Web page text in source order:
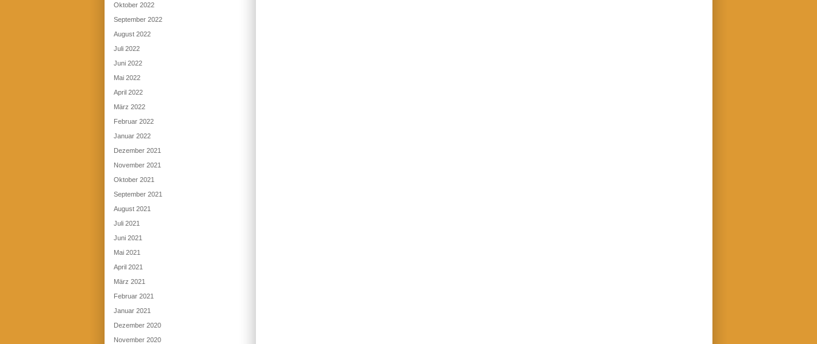
Oktober 2022
September 2022
August 2022
Juli 2022
Juni 2022
Mai 2022
April 2022
März 2022
Februar 2022
Januar 2022
Dezember 2021
November 2021
Oktober 2021
September 2021
August 2021
Juli 2021
Juni 2021
Mai 2021
April 2021
März 2021
Februar 2021
Januar 2021
Dezember 2020
November 2020